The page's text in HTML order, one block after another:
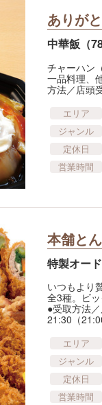
ありが
中華飯（
チャーハン
一品料理、
方法／店頭
エリア
ジャンル
定休日
営業時間
本舗と
特製オー
いつもより
全3種。ビ
●受取方法
21:30（
エリア
ジャンル
定休日
営業時間